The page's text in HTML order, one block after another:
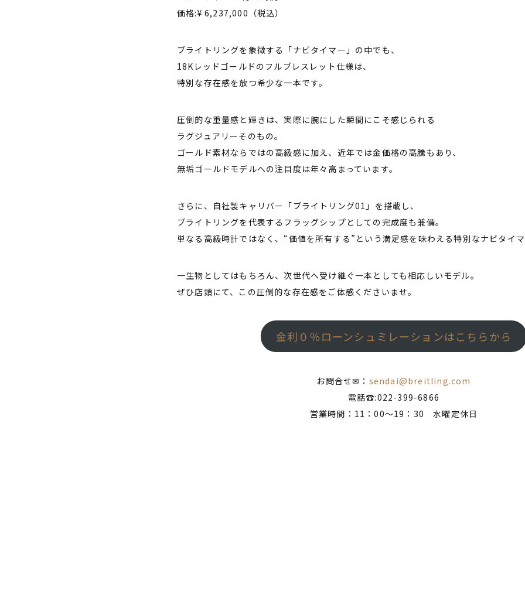
価格:¥ 6,237,000（税込）
ブライトリングを象徴する「ナビタイマー」の中でも、
18Kレッドゴールドのフルブレスレット仕様は、
特別な存在感を放つ希少な一本です。
圧倒的な重量感と輝きは、実際に腕にした瞬間にこそ感じられる
ラグジュアリーそのもの。
ゴールド素材ならではの高級感に加え、近年では金価格の高騰もあり、
無垢ゴールドモデルへの注目度は年々高まっています。
さらに、自社製キャリバー「ブライトリング01」を搭載し、
ブライトリングを代表するフラッグシップとしての完成度も兼備。
単なる高級時計ではなく、“価値を所有する”という満足感を味わえる特別なナビタイ
一生物としてはもちろん、次世代へ受け継ぐ一本としても相応しいモデル。
ぜひ店頭にて、この圧倒的な存在感をご体感くださいませ。
金利０％ローンシュミレーションはこちらから
お問合せ✉： sendai@breitling.com
電話☎:022-399-6866
営業時間：11：00～19：30 水曜定休日